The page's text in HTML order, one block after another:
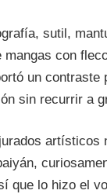
sutil,
mangas con
un contraste
sin recurrir a
artísticos
que lo hizo el